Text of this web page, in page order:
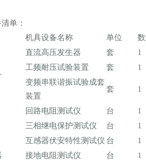
单：
机具设备名称 单位
直流高压发生器 套 1
工频耐压试验装置
套 1
变频串联谐振试验成套
装置
套 1
回路电阻测试仪 台 1
三相继电保护测试仪
台 1
互感器伏安特性测试仪 台 1
接地电阻测试仪
台 1